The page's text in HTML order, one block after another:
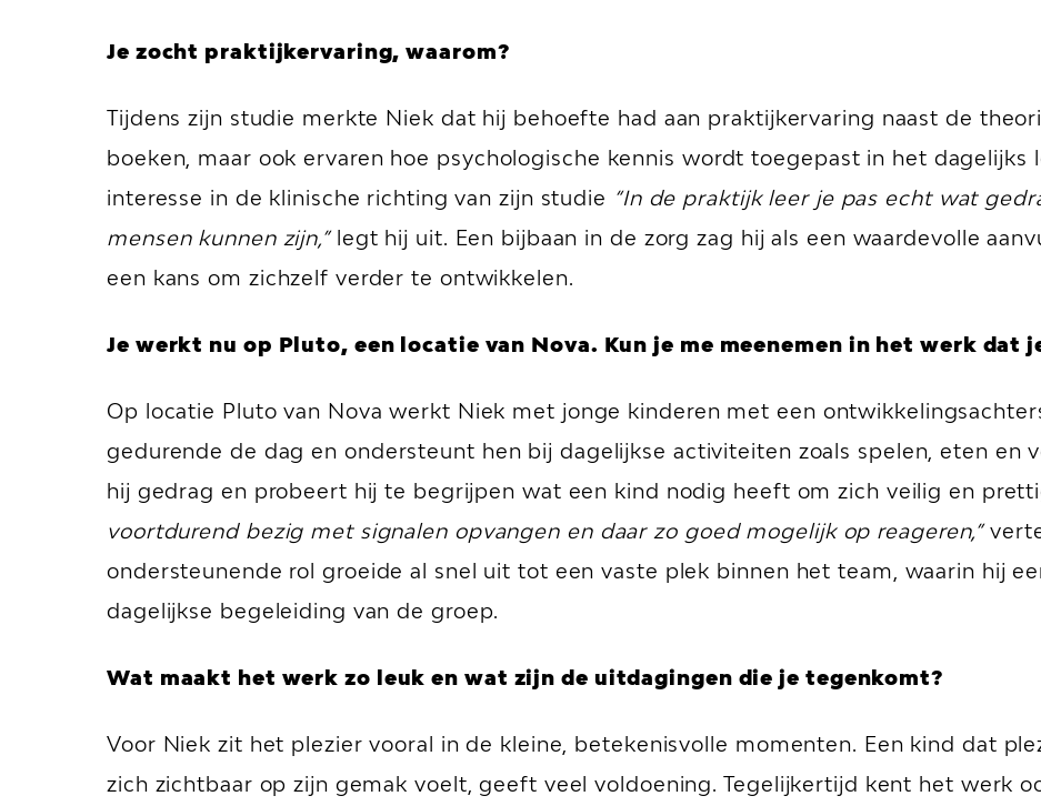
Je zocht praktijkervaring, waarom?
Tijdens zijn studie merkte Niek dat hij behoefte had aan praktijkervaring naast de
boeken, maar ook ervaren hoe psychologische kennis wordt toegepast in het dagelijks
interesse in de klinische richting van zijn studie “In de praktijk leer je pas echt wat
mensen kunnen zijn,”legt hij uit. Een bijbaan in de zorg zag hij als een waardevolle
een kans om zichzelf verder te ontwikkelen.
Je werkt nu op Pluto, een locatie van Nova. Kun je me meenemen in het werk dat
Op locatie Pluto van Nova werkt Niek met jonge kinderen met een
gedurende de dag en ondersteunt hen bij dagelijkse activiteiten zoals spelen, eten en
hij gedrag en probeert hij te begrijpen wat een kind nodig heeft om zich veilig en
voortdurend bezig met signalen opvangen en daar zo goed mogelijk op reageren,”
ondersteunende rol groeide al snel uit tot een vaste plek binnen het team, waarin hij
dagelijkse begeleiding van de groep.
Wat maakt het werk zo leuk en wat zijn de uitdagingen die je tegenkomt?
Voor Niek zit het plezier vooral in de kleine, betekenisvolle momenten. Een kind dat
zich zichtbaar op zijn gemak voelt, geeft veel voldoening. Tegelijkertijd kent het werk